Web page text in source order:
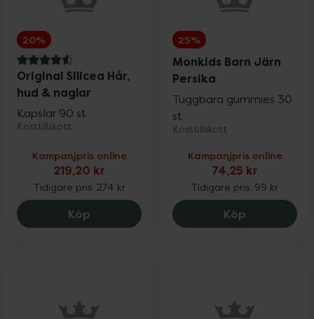
Nyheter
Varumärken
Fynda
20%
4.6 av 5 i omdöme
Original Silicea Hår,
hud & naglar
Kapslar 90 st
Kosttillskott
Kampanjpris online
219,20 kr
Tidigare pris: 274 kr
Köp Original Silicea Hår, hud & naglar,
25%
Monkids Barn Järn
Persika
Tuggbara gummies 30
st
Kosttillskott
Kampanjpris online
74,25 kr
Tidigare pris: 99 kr
Köp Monkids